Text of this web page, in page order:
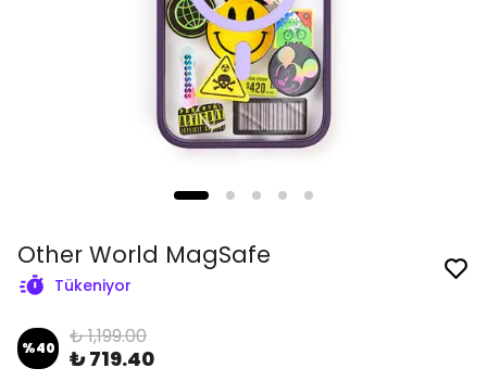
Other World MagSafe
Tükeniyor
%40 ₺ 1,199.00
₺ 719.40